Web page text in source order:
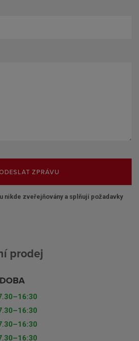
ZPRÁVU
nikde zveřejňovány a splňují požadavky
prodej